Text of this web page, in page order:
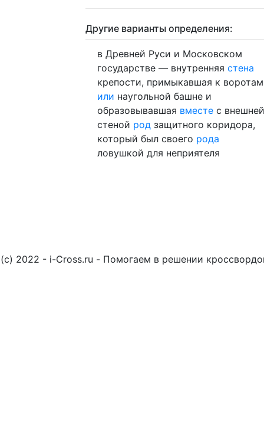
Другие варианты определения:
в Древней Руси и Московском
государстве — внутренняя стена
крепости, примыкавшая к воротам
или наугольной башне и
образовывавшая вместе с внешней
стеной род защитного коридора,
который был своего рода
ловушкой для неприятеля
(c) 2022 - i-Cross.ru - Помогаем в решении